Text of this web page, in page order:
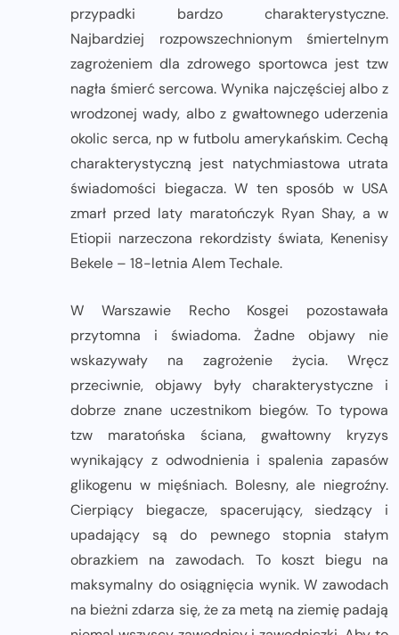
przypadki bardzo charakterystyczne.
Najbardziej rozpowszechnionym śmiertelnym
zagrożeniem dla zdrowego sportowca jest tzw
nagła śmierć sercowa. Wynika najczęściej albo z
wrodzonej wady, albo z gwałtownego uderzenia
okolic serca, np w futbolu amerykańskim. Cechą
charakterystyczną jest natychmiastowa utrata
świadomości biegacza. W ten sposób w USA
zmarł przed laty maratończyk Ryan Shay, a w
Etiopii narzeczona rekordzisty świata, Kenenisy
Bekele – 18-letnia Alem Techale.
W Warszawie Recho Kosgei pozostawała
przytomna i świadoma. Żadne objawy nie
wskazywały na zagrożenie życia. Wręcz
przeciwnie, objawy były charakterystyczne i
dobrze znane uczestnikom biegów. To typowa
tzw maratońska ściana, gwałtowny kryzys
wynikający z odwodnienia i spalenia zapasów
glikogenu w mięśniach. Bolesny, ale niegroźny.
Cierpiący biegacze, spacerujący, siedzący i
upadający są do pewnego stopnia stałym
obrazkiem na zawodach. To koszt biegu na
maksymalny do osiągnięcia wynik. W zawodach
na bieżni zdarza się, że za metą na ziemię padają